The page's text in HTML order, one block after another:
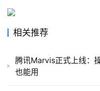
模
框
相关推荐
腾讯Marvis正式上线：
也能用